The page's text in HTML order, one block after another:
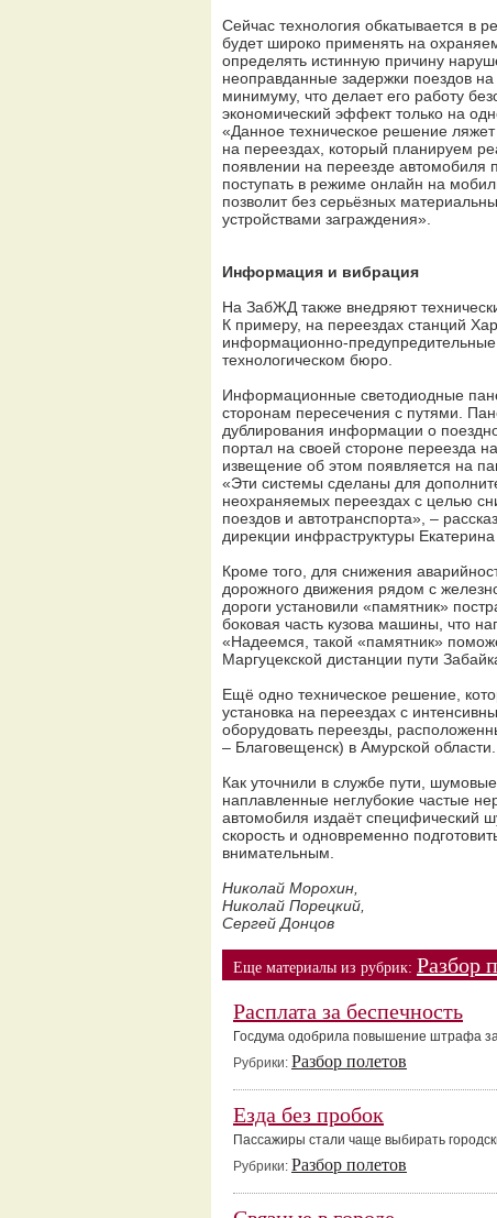
Сейчас технология обкатывается в
будет широко применять на
определять истинную причину
неоправданные задержки поездов
минимуму, что делает его работу
экономический эффект только на
«Данное техническое решение
на переездах, который планируем
появлении на переезде
поступать в режиме онлайн на
позволит без серьёзных
устройствами заграждения».
Информация и вибрация
На ЗабЖД также внедряют
К примеру, на переездах станций
информационно-предупредительные
технологическом бюро.
Информационные светодиодные
сторонам пересечения с путями.
дублирования информации о
портал на своей стороне переезда
извещение об этом появляется на
«Эти системы сделаны для
неохраняемых переездах с целью
поездов и автотранспорта», –
дирекции инфраструктуры Екатерина
Кроме того, для снижения
дорожного движения рядом с
дороги установили «памятник»
боковая часть кузова машины, что
«Надеемся, такой «памятник»
Маргуцекской дистанции пути
Ещё одно техническое решение,
установка на переездах с
оборудовать переезды,
– Благовещенск) в Амурской области.
Как уточнили в службе пути,
наплавленные неглубокие частые
автомобиля издаёт специфический
скорость и одновременно
внимательным.
Николай Морохин,
Николай Порецкий,
Сергей Донцов
Еще материалы из рубрик: Разбор
Расплата за беспечность
Госдума одобрила повышение штрафа
Рубрики: Разбор полетов
Езда без пробок
Пассажиры стали чаще выбирать
Рубрики: Разбор полетов